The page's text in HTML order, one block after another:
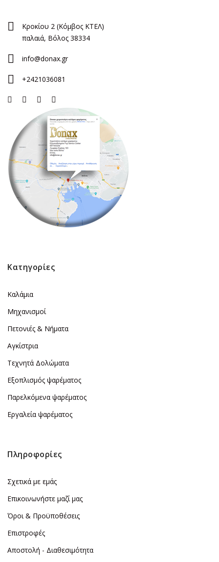
Κροκίου 2 (Κόμβος ΚΤΕΛ)
παλαιά, Βόλος 38334
info@donax.gr
+2421036081
Κατηγορίες
Καλάμια
Μηχανισμοί
Πετονιές & Νήματα
Αγκίστρια
Τεχνητά Δολώματα
Εξοπλισμός ψαρέματος
Παρελκόμενα ψαρέματος
Εργαλεία ψαρέματος
Πληροφορίες
Σχετικά με εμάς
Επικοινωνήστε μαζί μας
Όροι & Προϋποθέσεις
Επιστροφές
Αποστολή - Διαθεσιμότητα